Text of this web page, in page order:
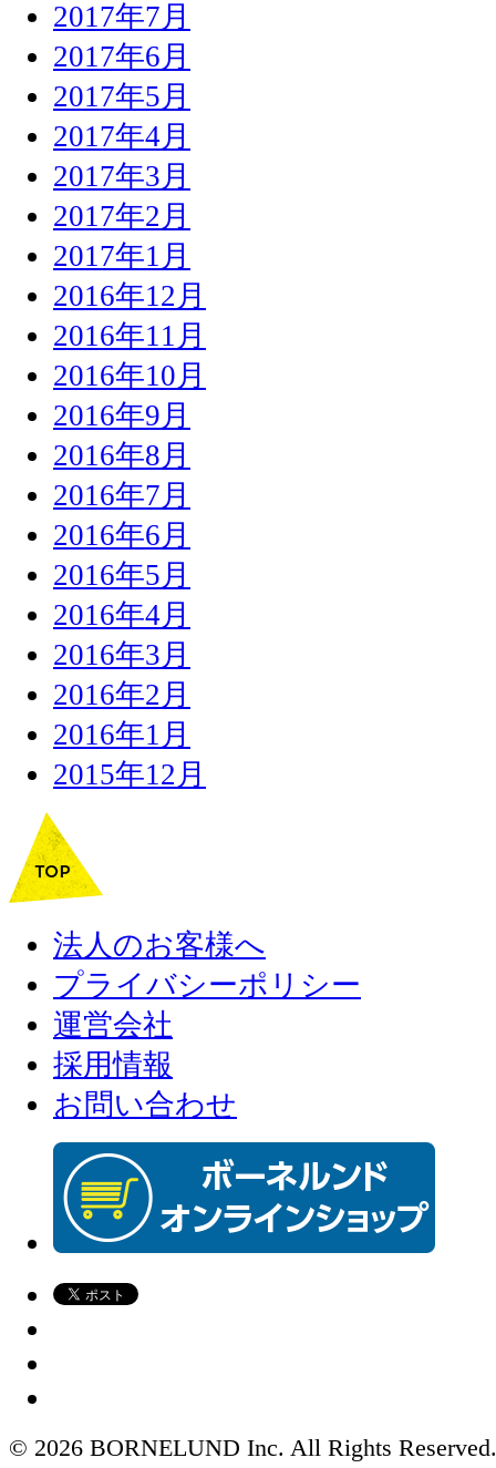
2017年7月
2017年6月
2017年5月
2017年4月
2017年3月
2017年2月
2017年1月
2016年12月
2016年11月
2016年10月
2016年9月
2016年8月
2016年7月
2016年6月
2016年5月
2016年4月
2016年3月
2016年2月
2016年1月
2015年12月
法人のお客様へ
プライバシーポリシー
運営会社
採用情報
お問い合わせ
© 2026 BORNELUND Inc. All Rights Reserved.